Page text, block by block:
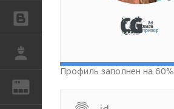
REN
Профиль заполнен на 60%